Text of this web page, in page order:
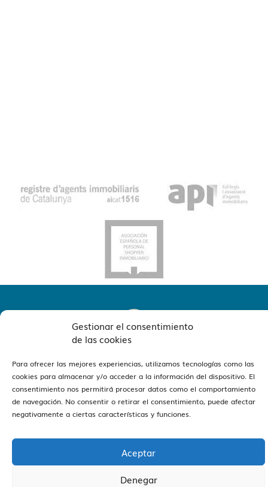
Gestionar el consentimiento
de las cookies
Para ofrecer las mejores experiencias, utilizamos tecnologías como las
cookies para almacenar y/o acceder a la información del dispositivo. El
consentimiento nos permitirá procesar datos como el comportamiento
de navegación. No consentir o retirar el consentimiento, puede afectar
negativamente a ciertas características y funciones.
Aceptar
Denegar
Estamos en Barcelona y Reus ver oficinas
Vivendex2026 Aviso legal
Política de Privacidad
Política de Cookies